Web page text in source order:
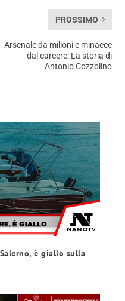
PROSSIMO
Arsenale da milioni e minacce
dal carcere: La storia di
Antonio Cozzolino
è giallo sulla